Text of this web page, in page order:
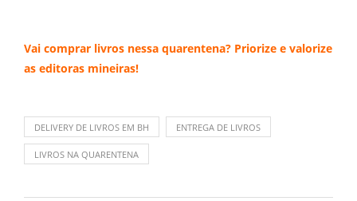
Vai comprar livros nessa quarentena? Priorize e valorize
as editoras mineiras!
DELIVERY DE LIVROS EM BH ENTREGA DE LIVROS
LIVROS NA QUARENTENA